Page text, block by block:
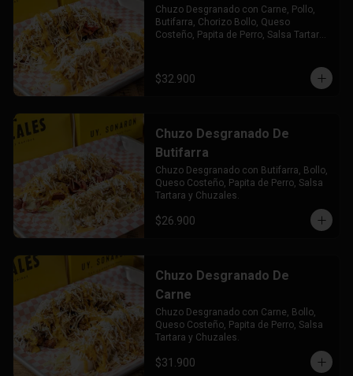
Chuzo Desgranado con Carne, Pollo,
Butifarra, Chorizo Bollo, Queso
Costeño, Papita de Perro, Salsa Tartara
$32.900
Chuzo Desgranado De
Butifarra
Chuzo Desgranado con Butifarra, Bollo,
Queso Costeño, Papita de Perro, Salsa
Tartara y Chuzales.
$26.900
Chuzo Desgranado De
Carne
Chuzo Desgranado con Carne, Bollo,
Queso Costeño, Papita de Perro, Salsa
Tartara y Chuzales.
$31.900